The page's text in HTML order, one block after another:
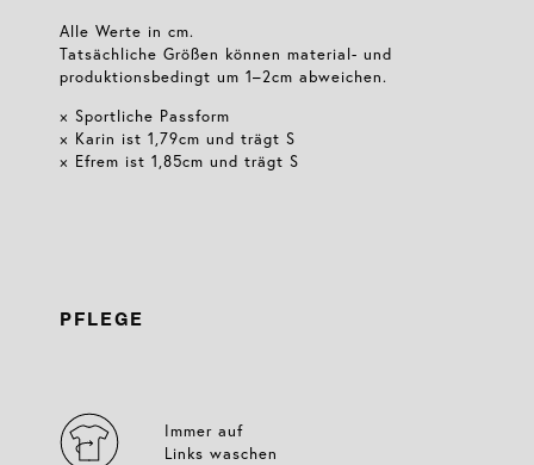
Alle Werte in cm.
Tatsächliche Größen können material- und
produktionsbedingt um 1–2cm abweichen.
× Sportliche Passform
× Karin ist 1,79cm und trägt S
× Efrem ist 1,85cm und trägt S
PFLEGE
Immer auf
Links waschen